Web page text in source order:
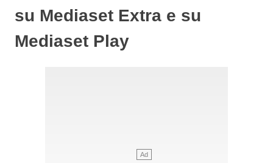
su Mediaset Extra e su
Mediaset Play